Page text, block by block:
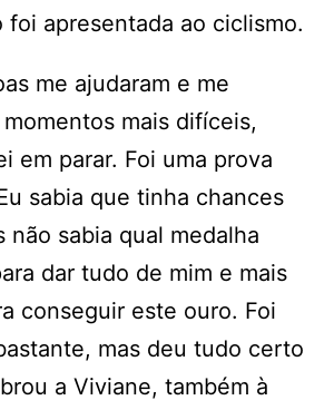
foi apresentada ao ciclismo.
me ajudaram e me
mais difíceis,
em parar. Foi uma prova
sabia que tinha chances
não sabia qual medalha
dar tudo de mim e mais
conseguir este ouro. Foi
mas deu tudo certo
a Viviane, também à